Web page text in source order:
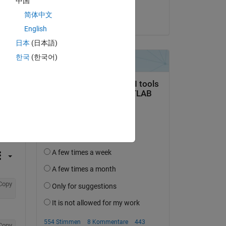
am 23 Jun. 2014
简体中文
English
日本 (日本語)
한국 (한국어)